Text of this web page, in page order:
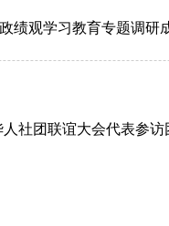
绩观学习教育专题调研
社团联谊大会代表参访